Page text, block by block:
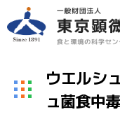
各種検査・サービス
戻る
食品等の検査
検便(腸内細菌検査)
ウエルシ
ュ菌食中